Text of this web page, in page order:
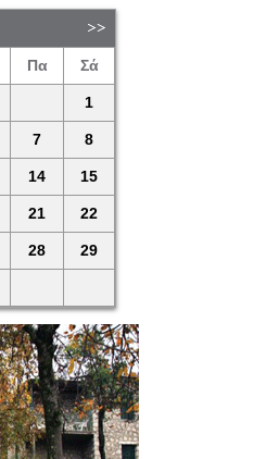
Πα Σά
1
7 8
14 15
21 22
28 29